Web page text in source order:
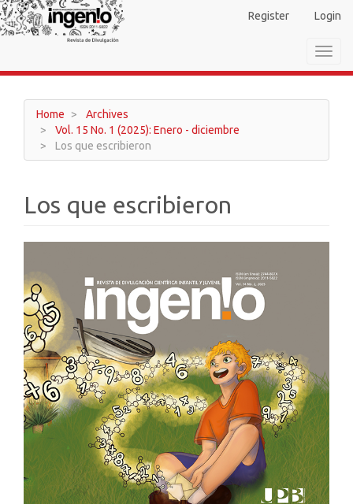
Main
Navigation
Main
Sidebar
Register Login
Home
Archives
Vol. 15 No. 1 (2025): Enero - diciembre
Los que escribieron
Los que escribieron